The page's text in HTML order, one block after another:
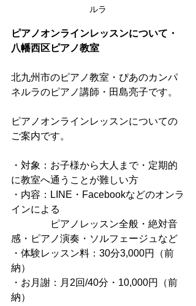
ルラ
ピアノオンラインレッスンについて・
八幡西区ピアノ教室
北九州市のピアノ教室・ぴあのカンパ
ネルラのピアノ講師・田島亮子です。
ピアノオンラインレッスンについての
ご案内です。
・対象：お子様から大人まで・定期的
に教室へ通うことが難しい方
・内容：LINE・Facebookなどのオンラ
インによる
ピアノレッスン全般・絶対音
感・ピアノ演奏・ソルフェージュなど
・体験レッスン料：30分3,000円（前
納）
・お月謝：月2回/40分・10,000円（前
納）